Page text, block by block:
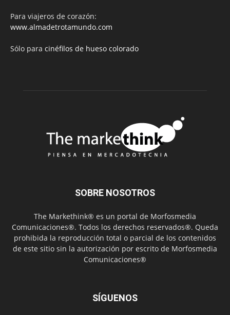
Para viajeros de corazón:
www.almadetrotamundo.com
Sólo para cinéfilos de hueso colorado
SOBRE NOSOTROS
The Markethink® es un portal de Morfosmedia
Comunicaciones®. Todos los derechos reservados®. Queda
prohibida la reproducción total o parcial de los contenidos
de este sitio sin la autorización por escrito de Morfosmedia
Comunicaciones®
SÍGUENOS